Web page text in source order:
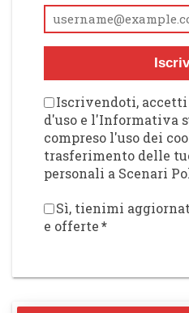
Iscrivendoti,
d'uso e l'Informativa
compreso l'uso dei
trasferimento delle
personali a Scenari
Sì, tienimi
e offerte*